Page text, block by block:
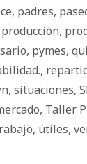
, padres,
producción,
, pymes,
,
, situaciones,
, Taller
, útiles,